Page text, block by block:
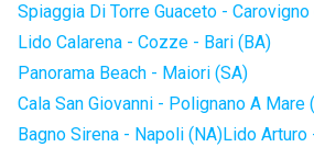
Spiaggia Di Torre Guaceto - Carovigno
Lido Calarena - Cozze - Bari (BA)
Panorama Beach - Maiori (SA)
Cala San Giovanni - Polignano A Mare
Bagno Sirena - Napoli (NA)Lido Arturo